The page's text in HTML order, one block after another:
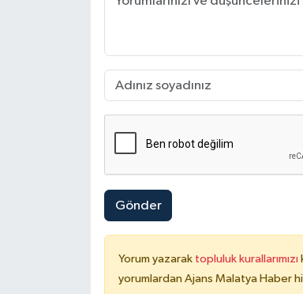
Gönder
Yorum yazarak topluluk kurallarımızı
yorumlardan Ajans Malatya Haber